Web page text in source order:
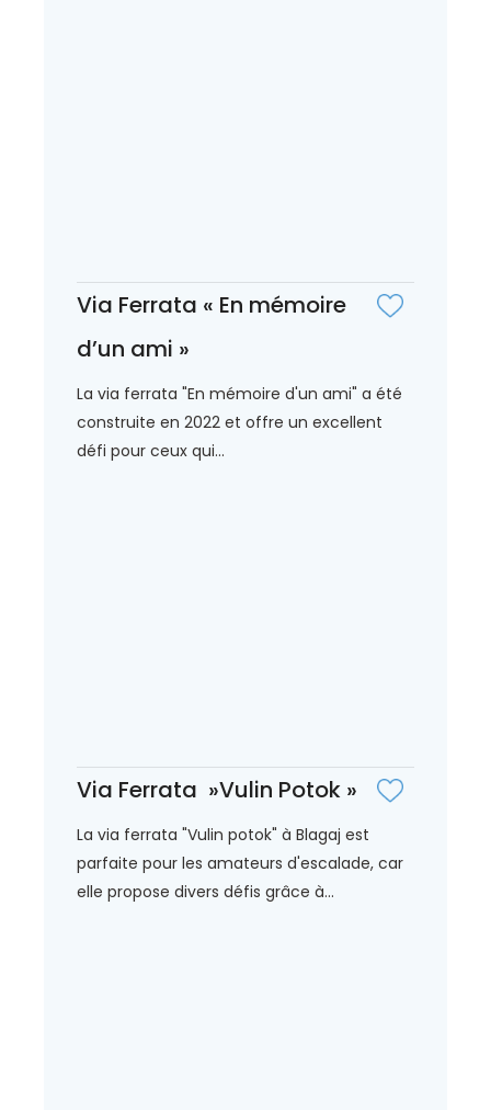
Via Ferrata « En mémoire
d’un ami »
La via ferrata "En mémoire d'un ami" a été
construite en 2022 et offre un excellent
défi pour ceux qui...
Via Ferrata »Vulin Potok »
La via ferrata "Vulin potok" à Blagaj est
parfaite pour les amateurs d'escalade, car
elle propose divers défis grâce à...